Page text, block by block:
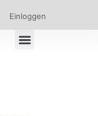
Einloggen